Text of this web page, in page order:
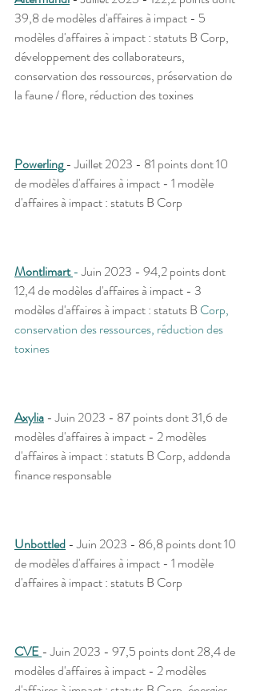
39,8 de modèles d'affaires à impact - 5
modèles d'affaires à impact : statuts B Corp,
développement des collaborateurs,
conservation des ressources, préservation de
la faune / flore, réduction des toxines
Powerling- Juillet 2023 - 81 points dont 10
de modèles d'affaires à impact - 1 modèle
d'affaires à impact : statuts B Corp
Montlimart - Juin 2023 - 94,2 points dont
12,4 de modèles d'affaires à impact - 3
modèles d'affaires à impact : statuts B Corp,
conservation des ressources, réduction des
toxines
Axylia - Juin 2023 - 87 points dont 31,6 de
modèles d'affaires à impact - 2 modèles
d'affaires à impact : statuts B Corp, addenda
finance responsable
Unbottled - Juin 2023 - 86,8 points dont 10
de modèles d'affaires à impact - 1 modèle
d'affaires à impact : statuts B Corp
CVE - Juin 2023 - 97,5 points dont 28,4 de
modèles d'affaires à impact - 2 modèles